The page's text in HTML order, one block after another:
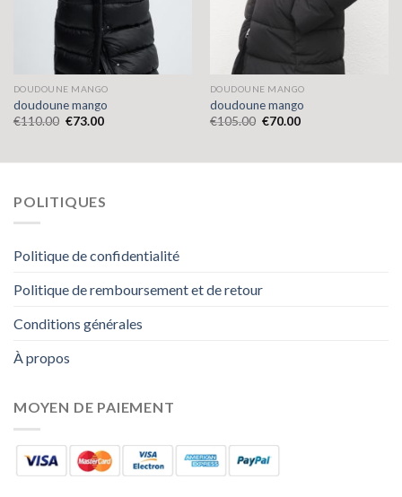
DOUDOUNE MANGO
doudoune mango
€110.00 €73.00
DOUDOUNE MANGO
doudoune mango
€105.00 €70.00
POLITIQUES
Politique de confidentialité
Politique de remboursement et de retour
Conditions générales
À propos
MOYEN DE PAIEMENT